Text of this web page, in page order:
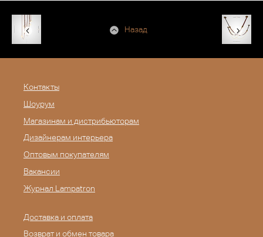
Назад
Контакты
Шоурум
Магазинам и дистрибьюторам
Дизайнерам интерьера
Оптовым покупателям
Вакансии
Журнал Lampatron
Доставка и оплата
Возврат и обмен товара